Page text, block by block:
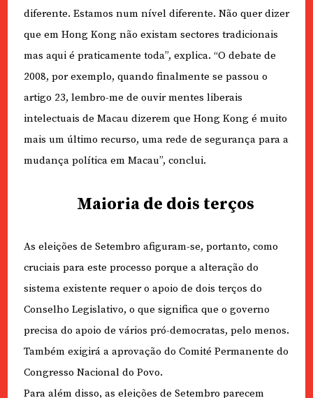
diferente. Estamos num nível diferente. Não quer dizer
que em Hong Kong não existam sectores tradicionais
mas aqui é praticamente toda”, explica. “O debate de
2008, por exemplo, quando finalmente se passou o
artigo 23, lembro-me de ouvir mentes liberais
intelectuais de Macau dizerem que Hong Kong é muito
mais um último recurso, uma rede de segurança para a
mudança política em Macau”, conclui.
Maioria de dois terços
As eleições de Setembro afiguram-se, portanto, como
cruciais para este processo porque a alteração do
sistema existente requer o apoio de dois terços do
Conselho Legislativo, o que significa que o governo
precisa do apoio de vários pró-democratas, pelo menos.
Também exigirá a aprovação do Comité Permanente do
Congresso Nacional do Povo.
Para além disso, as eleições de Setembro parecem